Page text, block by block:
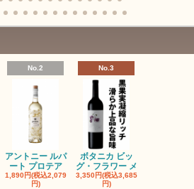
No.2
アントニー ルパ
ート プロテア
1,890円(税込2,079
円)
No.3
ボタニカ ビッ
グ・フラワー メ
3,350円(税込3,685
円)